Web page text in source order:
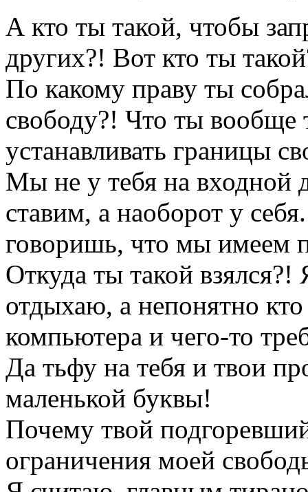
А кто ты такой, чтобы
других?! Вот кто ты
По какому праву ты
свободу?! Что ты вообще
устанавливать границы
Мы не у тебя на входной
ставим, а наоборот у
говоришь, что мы имеем
Откуда ты такой
отдыхаю, а непонятно
компьютера и чего-то
Да тьфу на тебя и твои
маленькой буквы!
Почему твой
ограничения моей